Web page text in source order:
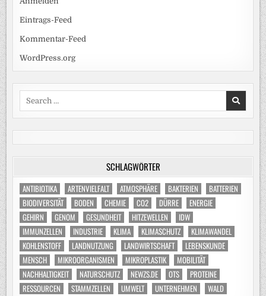
Eintrags-Feed
Kommentar-Feed
WordPress.org
Search
SCHLAGWÖRTER
ANTIBIOTIKA ARTENVIELFALT ATMOSPHÄRE BAKTERIEN
BATTERIEN
BIODIVERSITÄT
BODEN CHEMIE CO2 DÜRRE
ENERGIE
GEHIRN
GENOM GESUNDHEIT HITZEWELLEN
IDW
IMMUNZELLEN
INDUSTRIE KLIMA KLIMASCHUTZ
KLIMAWANDEL
KOHLENSTOFF
LANDNUTZUNG LANDWIRTSCHAFT
LEBENSKUNDE
MENSCH
MIKROORGANISMEN MIKROPLASTIK
MOBILITÄT
NACHHALTIGKEIT
NATURSCHUTZ NEWZS.DE OTS
PROTEINE
RESSOURCEN
STAMMZELLEN UMWELT UNTERNEHMEN
WALD